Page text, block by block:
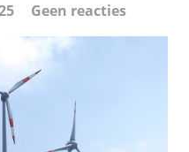
Geen reacties